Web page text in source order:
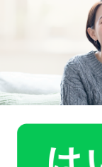
ご
ご
大根のフライが
歳の子どもが次